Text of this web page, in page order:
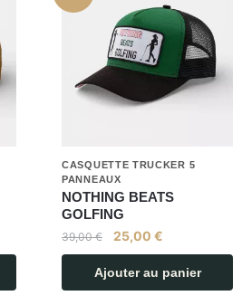
CASQUETTE TRUCKER 5
PANNEAUX
NOTHING BEATS
GOLFING
39,00€ 25,00 €
Ajouter au panier